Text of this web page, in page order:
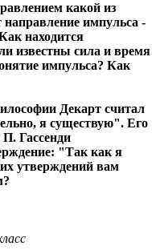
какой из
направление импульса -
находится
известны сила и время
импульса? Как
Декарт считал
я существую". Его
Гассенди
"Так как я
утверждений вам